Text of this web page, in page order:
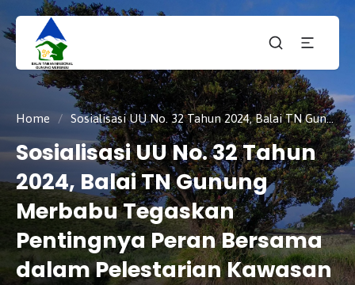
Taman
Nasiona
Gunung
Merbabu
tnmerbabu,
tngunungmerbabu,
tamannasional,
gunungmerbabu,
Home / Sosialisasi UU No. 32 Tahun 2024, Balai TN Gunung Merbabu Tegaskan Pentingnya Peran Bersama dalam Pelestarian Kawasan
Sosialisasi UU No. 32 Tahun
2024, Balai TN Gunung
Merbabu Tegaskan
Pentingnya Peran Bersama
dalam Pelestarian Kawasan